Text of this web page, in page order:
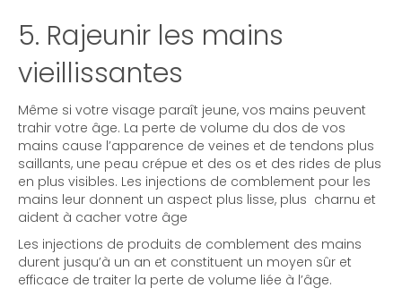
5. Rajeunir les mains
vieillissantes
Même si votre visage paraît jeune, vos mains peuvent
trahir votre âge. La perte de volume du dos de vos
mains cause l’apparence de veines et de tendons plus
saillants, une peau crépue et des os et des rides de plus
en plus visibles. Les injections de comblement pour les
mains leur donnent un aspect plus lisse, plus charnu et
aident à cacher votre âge
Les injections de produits de comblement des mains
durent jusqu’à un an et constituent un moyen sûr et
efficace de traiter la perte de volume liée à l’âge.